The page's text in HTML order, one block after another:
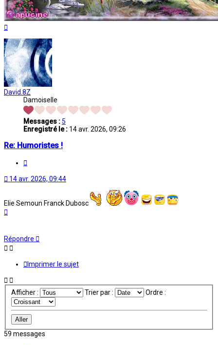
David.8Z
Damoiselle
Messages :5
Enregistré le : 14 avr. 2026, 09:26
Re: Humoristes !
14 avr. 2026, 09:44
Elie Semoun Franck Dubosc
Répondre
Imprimer le sujet
Afficher : Trier par : Ordre :
59 messages